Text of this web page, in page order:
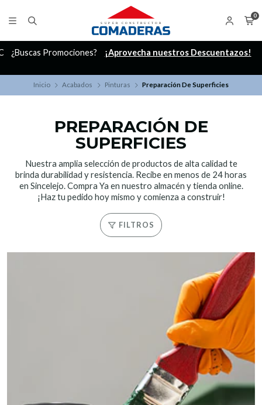
0
¿Buscas Promociones? ¡Aprovecha nuestros Descuentazos!
Inicio Acabados Pinturas Preparación De Superficies
PREPARACIÓN DE
SUPERFICIES
Nuestra amplia selección de productos de alta calidad te
brinda durabilidad y resistencia. Recibe en menos de 24 horas
en Sincelejo. Compra Ya en nuestro almacén y tienda online.
¡Haz tu pedido hoy mismo y comienza a construir!
FILTROS